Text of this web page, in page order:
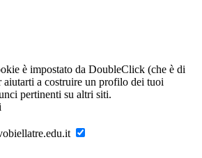
è impostato da DoubleClick (che è di
a costruire un profilo dei tuoi
pertinenti su altri siti.